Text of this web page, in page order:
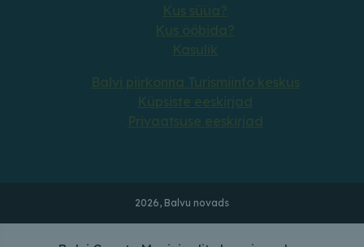
Kus ööbida?
Kasulik
Balvi piirkonna Turismiinfo keskus
Küpsiste eeskirjad
Privaatsuse eeskirjad
2026, Balvu novads